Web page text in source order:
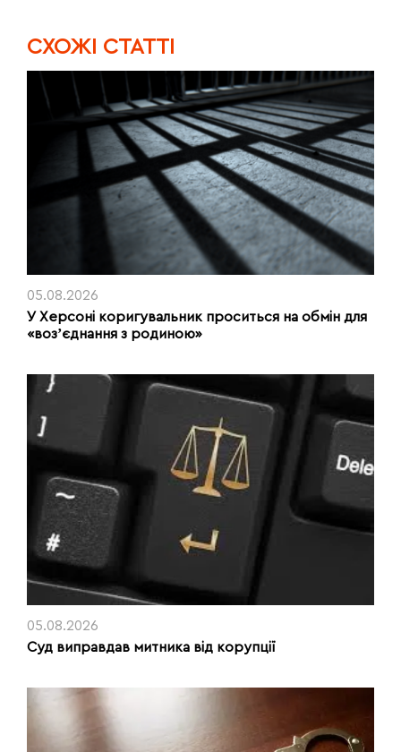
CХОЖІ СТАТТІ
05.08.2026
У Херсоні коригувальник проситься на обмін для
«возʼєднання з родиною»
05.08.2026
Суд виправдав митника від корупції